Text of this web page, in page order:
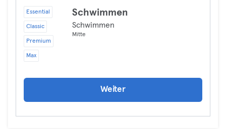
Essential
Classic
Premium
Max
Schwimmen
Schwimmen
Mitte
Weiter